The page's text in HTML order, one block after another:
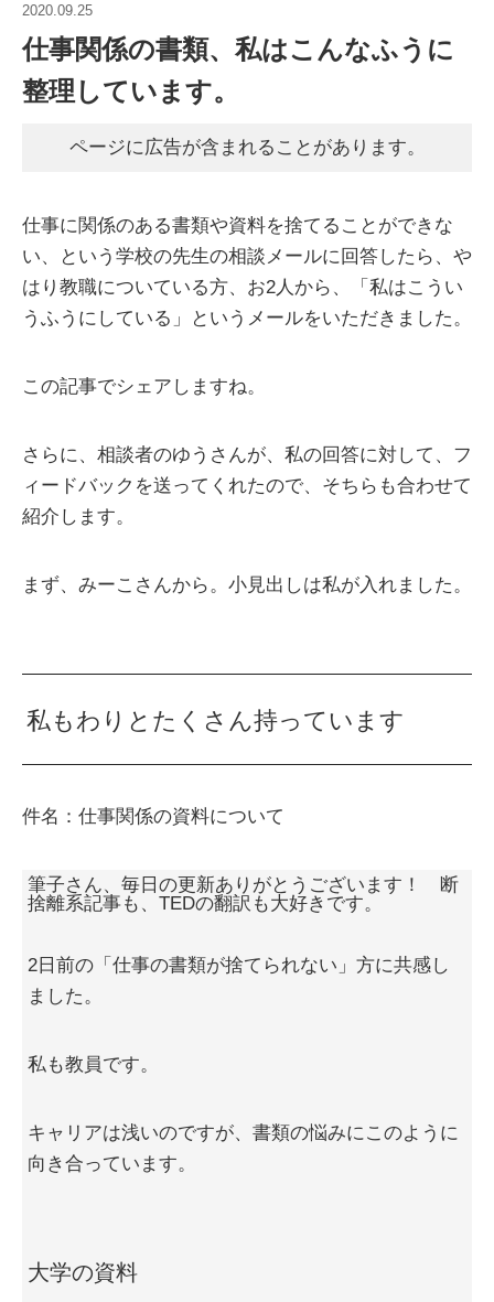
2020.09.25
仕事関係の書類、私はこんなふうに
整理しています。
ページに広告が含まれることがあります。
仕事に関係のある書類や資料を捨てることができな
い、という学校の先生の相談メールに回答したら、や
はり教職についている方、お2人から、「私はこうい
うふうにしている」というメールをいただきました。
この記事でシェアしますね。
さらに、相談者のゆうさんが、私の回答に対して、フ
ィードバックを送ってくれたので、そちらも合わせて
紹介します。
まず、みーこさんから。小見出しは私が入れました。
私もわりとたくさん持っています
件名：仕事関係の資料について
筆子さん、毎日の更新ありがとうございます！ 断
捨離系記事も、TEDの翻訳も大好きです。
2日前の「仕事の書類が捨てられない」方に共感し
ました。
私も教員です。
キャリアは浅いのですが、書類の悩みにこのように
向き合っています。
大学の資料